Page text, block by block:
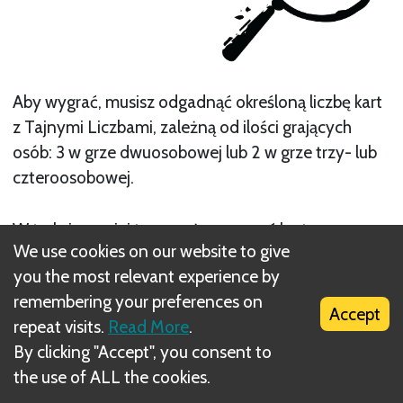
Aby wygrać, musisz odgadnąć określoną liczbę kart
z Tajnymi Liczbami, zależną od ilości grających
osób: 3 w grze dwuosobowej lub 2 w grze trzy- lub
czteroosobowej.
W trakcie swojej tury możesz zagrać kartę
Wskazówki lub spróbować odgadnąć czyjąś Tajną
Liczbę.
Jeśli chcesz zagrać kartę Wskazówki, połóż ją
odkrytą przed sobą. Będzie służyć jako podpowiedź,
pomagająca w odgadnięciu twojej Tajnej Liczby.
We use cookies on our website to give
you the most relevant experience by
remembering your preferences on
repeat visits. Read More.
By clicking "Accept", you consent to
the use of ALL the cookies.
Accept